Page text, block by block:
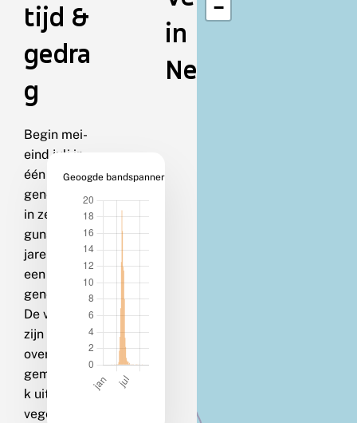
tijd &
gedra
g
Begin mei-
eind juli in
één
generatie;
in zeer
gunstige
jaren soms
een tweede
generatie.
De vlinders
zijn
overdag
gemakkelij
k uit de
vegetatie
Geoogde bandspanner
in
Nederland
−